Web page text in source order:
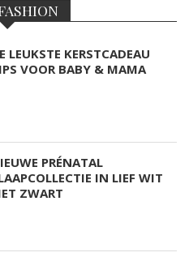
LEUKSTE KERSTCADEAU
VOOR BABY & MAMA
PRÉNATAL
IN LIEF WIT
ZWART